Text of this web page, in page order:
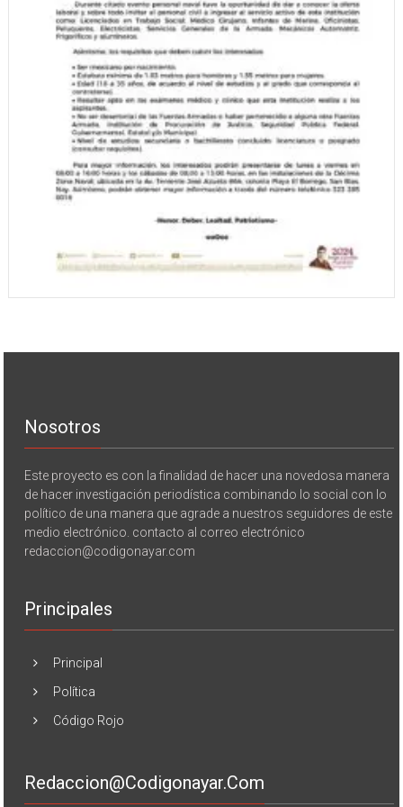
Nosotros
Este proyecto es con la finalidad de hacer una novedosa manera
de hacer investigación periodística combinando lo social con lo
político de una manera que agrade a nuestros seguidores de este
medio electrónico. contacto al correo electrónico
redaccion@codigonayar.com
Principales
Principal
Política
Código Rojo
Redaccion@codigonayar.com